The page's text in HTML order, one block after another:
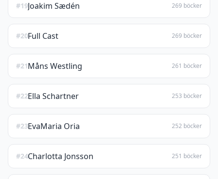
#19Joakim Sædén 269 böcker
#20Full Cast 269 böcker
#21Måns Westling 261 böcker
#22Ella Schartner 253 böcker
#23EvaMaria Oria 252 böcker
#24Charlotta Jonsson 251 böcker